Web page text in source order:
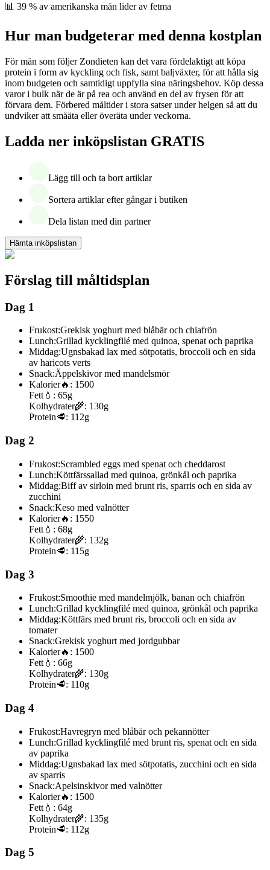
📊 39 % av amerikanska män lider av fetma
Hur man budgeterar med denna kostplan
För män som följer Zondieten kan det vara fördelaktigt att köpa
protein i form av kyckling och fisk, samt baljväxter, för att hålla sig
inom budgeten och samtidigt uppfylla sina näringsbehov. Köp dessa
varor i bulk när de är på rea och använd en del av frysen för att
förvara dem. Förbered måltider i stora satser under helgen så att du
undviker att småäta eller överäta under veckorna.
Ladda ner inköpslistan GRATIS
Lägg till och ta bort artiklar
Sortera artiklar efter gångar i butiken
Dela listan med din partner
Hämta inköpslistan
Förslag till måltidsplan
Dag 1
Frukost:Grekisk yoghurt med blåbär och chiafrön
Lunch:Grillad kycklingfilé med quinoa, spenat och paprika
Middag:Ugnsbakad lax med sötpotatis, broccoli och en sida
av haricots verts
Snack:Äppelskivor med mandelsmör
Kalorier🔥: 1500
Fett 💧: 65g
Kolhydrater🌾: 130g
Protein🥩: 112g
Dag 2
Frukost:Scrambled eggs med spenat och cheddarost
Lunch:Köttfärssallad med quinoa, grönkål och paprika
Middag:Biff av sirloin med brunt ris, sparris och en sida av
zucchini
Snack:Keso med valnötter
Kalorier🔥: 1550
Fett 💧: 68g
Kolhydrater🌾: 132g
Protein🥩: 115g
Dag 3
Frukost:Smoothie med mandelmjölk, banan och chiafrön
Lunch:Grillad kycklingfilé med quinoa, grönkål och paprika
Middag:Köttfärs med brunt ris, broccoli och en sida av
tomater
Snack:Grekisk yoghurt med jordgubbar
Kalorier🔥: 1500
Fett 💧: 66g
Kolhydrater🌾: 130g
Protein🥩: 110g
Dag 4
Frukost:Havregryn med blåbär och pekannötter
Lunch:Grillad kycklingfilé med brunt ris, spenat och en sida
av paprika
Middag:Ugnsbakad lax med sötpotatis, zucchini och en sida
av sparris
Snack:Apelsinskivor med valnötter
Kalorier🔥: 1500
Fett 💧: 64g
Kolhydrater🌾: 135g
Protein🥩: 112g
Dag 5